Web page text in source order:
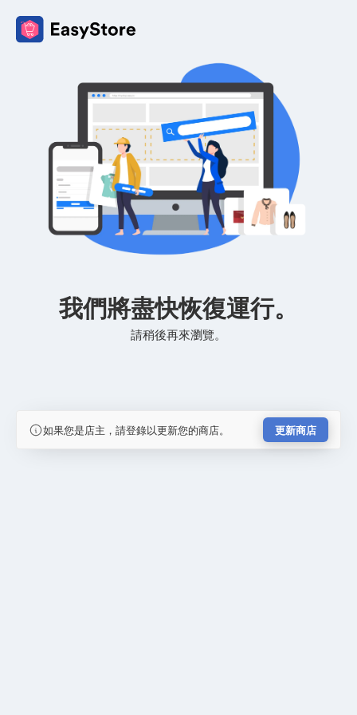
我們將盡快恢復運行。
請稍後再來瀏覽。
如果您是店主，請登錄以更新您的商店。 更新商店